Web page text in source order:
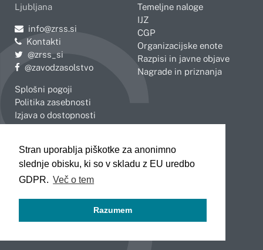
Stran uporablja piškotke za anonimno
slednje obisku, ki so v skladu z EU uredbo
GDPR. Več o tem
Razumem
Ljubljana
Pošljite e-mail na
info@zrss.si
Kontakti
Pojdite na Twitter:
@zrss_si
Pojdite na Facebook:
@zavodzasolstvo
Splošni pogoji
Politika zasebnosti
Izjava o dostopnosti
Temeljne naloge
IJZ
CGP
Organizacijske enote
Razpisi in javne objave
Nagrade in priznanja
Celje
Koper
Kranj
Novo mesto
Slovenj Gradec